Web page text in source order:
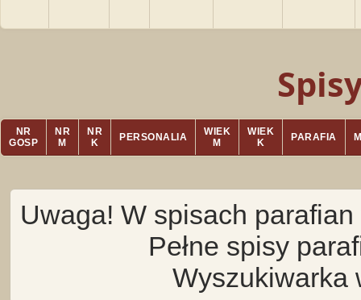
NR
GOSP
NR
M
NR
K
PERSONALIA
WIEK
M
WIEK
K
PARAFIA
Uwaga! W spisach
Pełne spisy
Wyszukiwarka